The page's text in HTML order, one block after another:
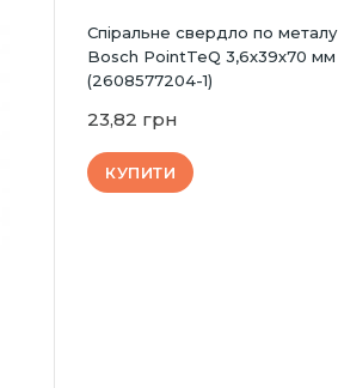
Спіральне свердло по металу
Bosch PointTeQ 3,6х39х70 мм
(2608577204-1)
23,82 грн
КУПИТИ